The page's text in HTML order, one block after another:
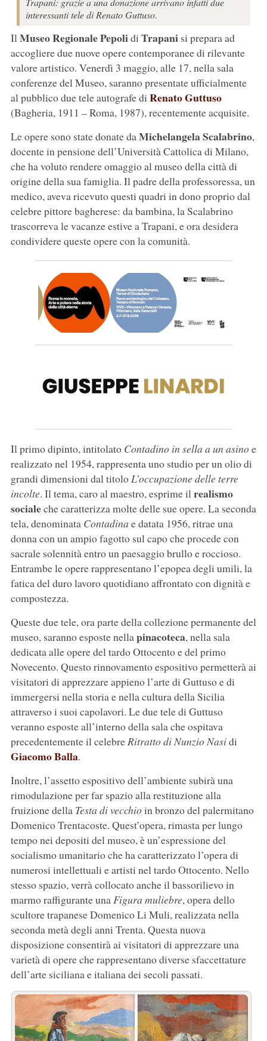
interessanti tele di Renato Guttuso.
IlMuseo Regionale Pepolidi Trapanisi prepara ad
accogliere due nuove opere contemporanee di rilevante
valore artistico. Venerdì 3 maggio, alle 17, nella sala
conferenze del Museo, saranno presentate ufficialmente
al pubblico due tele autografe di Renato Guttuso
(Bagheria, 1911 – Roma, 1987), recentemente acquisite.
Le opere sono state donate daMichelangela Scalabrino,
docente in pensione dell’Università Cattolica di Milano,
che ha voluto rendere omaggio al museo della città di
origine della sua famiglia. Il padre della professoressa, un
medico, aveva ricevuto questi quadri in dono proprio dal
celebre pittore bagherese: da bambina, la Scalabrino
trascorreva le vacanze estive a Trapani, e ora desidera
condividere queste opere con la comunità.
Il primo dipinto, intitolato Contadino in sella a un asinoe
realizzato nel 1954, rappresenta uno studio per un olio di
grandi dimensioni dal titoloL’occupazione delle terre
incolte. Il tema, caro al maestro, esprime ilrealismo
socialeche caratterizza molte delle sue opere. La seconda
tela, denominata Contadina e datata 1956, ritrae una
donna con un ampio fagotto sul capo che procede con
sacrale solennità entro un paesaggio brullo e roccioso.
Entrambe le opere rappresentano l’epopea degli umili, la
fatica del duro lavoro quotidiano affrontato con dignità e
compostezza.
Queste due tele, ora parte della collezione permanente del
museo, saranno esposte nellapinacoteca, nella sala
dedicata alle opere del tardo Ottocento e del primo
Novecento. Questo rinnovamento espositivo permetterà ai
visitatori di apprezzare appieno l’arte di Guttuso e di
immergersi nella storia e nella cultura della Sicilia
attraverso i suoi capolavori. Le due tele di Guttuso
veranno esposte all’interno della sala che ospitava
precedentemente il celebreRitratto di Nunzio Nasidi
Giacomo Balla.
Inoltre, l’assetto espositivo dell’ambiente subirà una
rimodulazione per far spazio alla restituzione alla
fruizione della Testa di vecchioin bronzo del palermitano
Domenico Trentacoste. Quest’opera, rimasta per lungo
tempo nei depositi del museo, è un’espressione del
socialismo umanitario che ha caratterizzato l’opera di
numerosi intellettuali e artisti nel tardo Ottocento. Nello
stesso spazio, verrà collocato anche il bassorilievo in
marmo raffigurante unaFigura muliebre, opera dello
scultore trapanese Domenico Li Muli, realizzata nella
seconda metà degli anni Trenta. Questa nuova
disposizione consentirà ai visitatori di apprezzare una
varietà di opere che rappresentano diverse sfaccettature
dell’arte siciliana e italiana dei secoli passati.